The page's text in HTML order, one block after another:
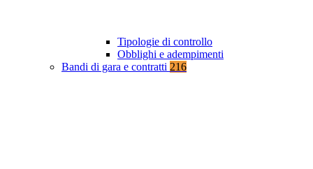
Tipologie di controllo
Obblighi e adempimenti
Bandi di gara e contratti 216